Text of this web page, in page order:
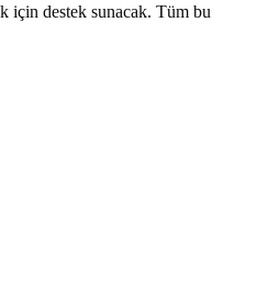
için destek sunacak. Tüm bu